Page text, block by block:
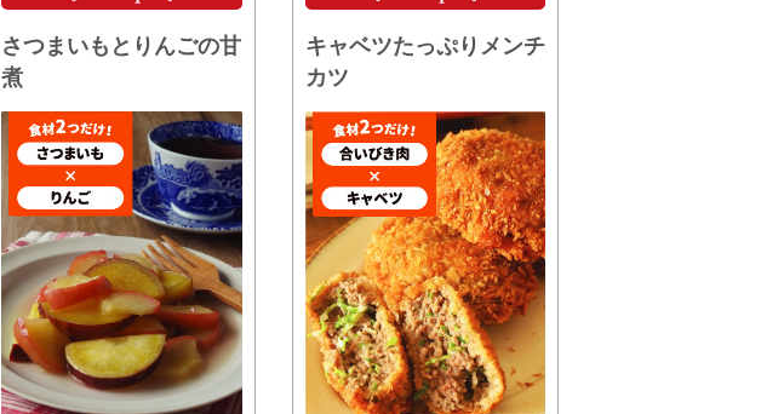
さつまいもとりんごの甘
煮
キャベツたっぷりメンチ
カツ